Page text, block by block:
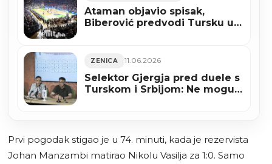
Ataman objavio spisak,
Biberović predvodi Tursku u
ZENICA 11.06.2026
Selektor Gjergja pred duele s
Turskom i Srbijom: Ne mogu
Prvi pogodak stigao je u 74. minuti, kada je rezervista
Johan Manzambi matirao Nikolu Vasilja za 1:0. Samo